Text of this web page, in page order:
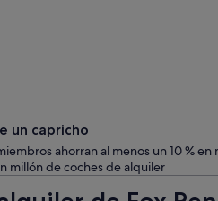
un capricho
ahorran al menos un 10 % en
millón de coches de alquiler